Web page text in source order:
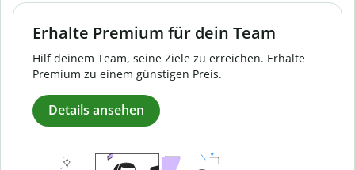
Erhalte Premium für dein Team
Hilf deinem Team, seine Ziele zu erreichen. Erhalte
Premium zu einem günstigen Preis.
Details ansehen